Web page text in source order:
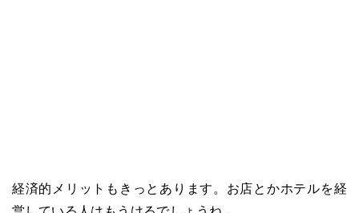
経済的メリットもきっとあります。お店とかホテルを経